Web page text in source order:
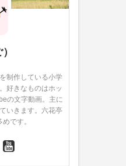
制作している小学
好きなものはホッ
の文字動画。主に
いきます。六花亭
です。